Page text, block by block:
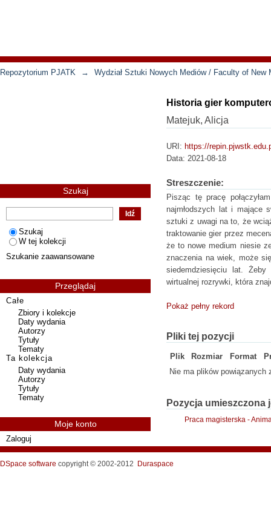
Repozytorium PJATK → Wydział Sztuki Nowych Mediów / Faculty of New
Historia gier
Matejuk, Alicja
URI: https://
Data: 2021-08-18
Streszczenie:
Pisząc tę pracę
najmłodszych lat i mające
sztuki z uwagi na to, że
traktowanie gier przez
że to nowe medium niesie
znaczenia na wiek, może
siedemdziesięciu lat. Żeby
wirtualnej rozrywki, która
Pokaż pełny rekord
Pliki tej pozycji
Plik Rozmiar Format
Nie ma plików powiązanych
Pozycja
Praca magisterska -
Szukaj
Szukaj
W tej kolekcji
Szukanie zaawansowane
Przeglądaj
Całe
Zbiory i kolekcje
Daty wydania
Autorzy
Tytuły
Tematy
Ta kolekcja
Daty wydania
Autorzy
Tytuły
Tematy
Moje konto
Zaloguj
DSpace software copyright © 2002-2012 Duraspace